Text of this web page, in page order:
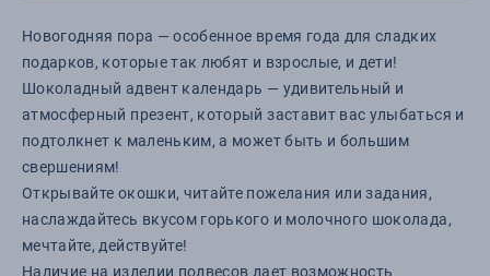
Новогодняя пора — особенное время года для сладких
подарков, которые так любят и взрослые, и дети!
Шоколадный адвент календарь — удивительный и
атмосферный презент, который заставит вас улыбаться и
подтолкнет к маленьким, а может быть и большим
свершениям!
Открывайте окошки, читайте пожелания или задания,
наслаждайтесь вкусом горького и молочного шоколада,
мечтайте, действуйте!
Наличие на изделии подвесов дает возможность